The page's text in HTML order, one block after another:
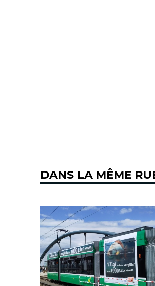
DANS LA MÊME